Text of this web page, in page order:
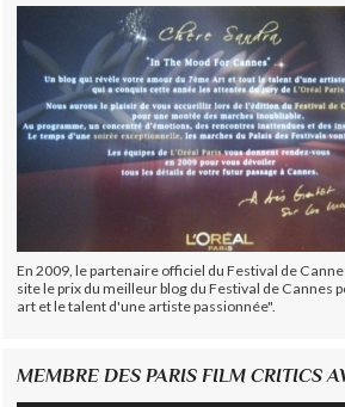
En 2009, le partenaire officiel du Festival de
site le prix du meilleur blog du Festival de Cannes
art et le talent d'une artiste passionnée".
MEMBRE DES PARIS FILM CRITICS